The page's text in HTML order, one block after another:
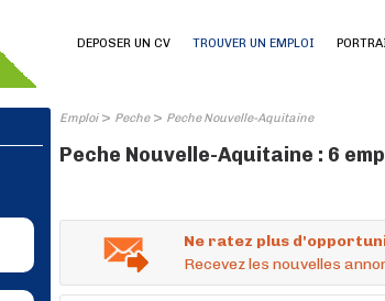
DEPOSER UN CV TROUVER UN EMPLOI
Emploi> Peche> Peche Nouvelle-Aquitaine
Peche Nouvelle-Aquitaine : 6
Ne ratez plus
Recevez les nouvelles